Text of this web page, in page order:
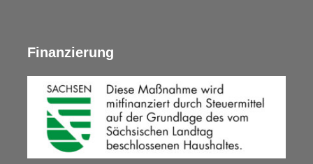
Finanzierung